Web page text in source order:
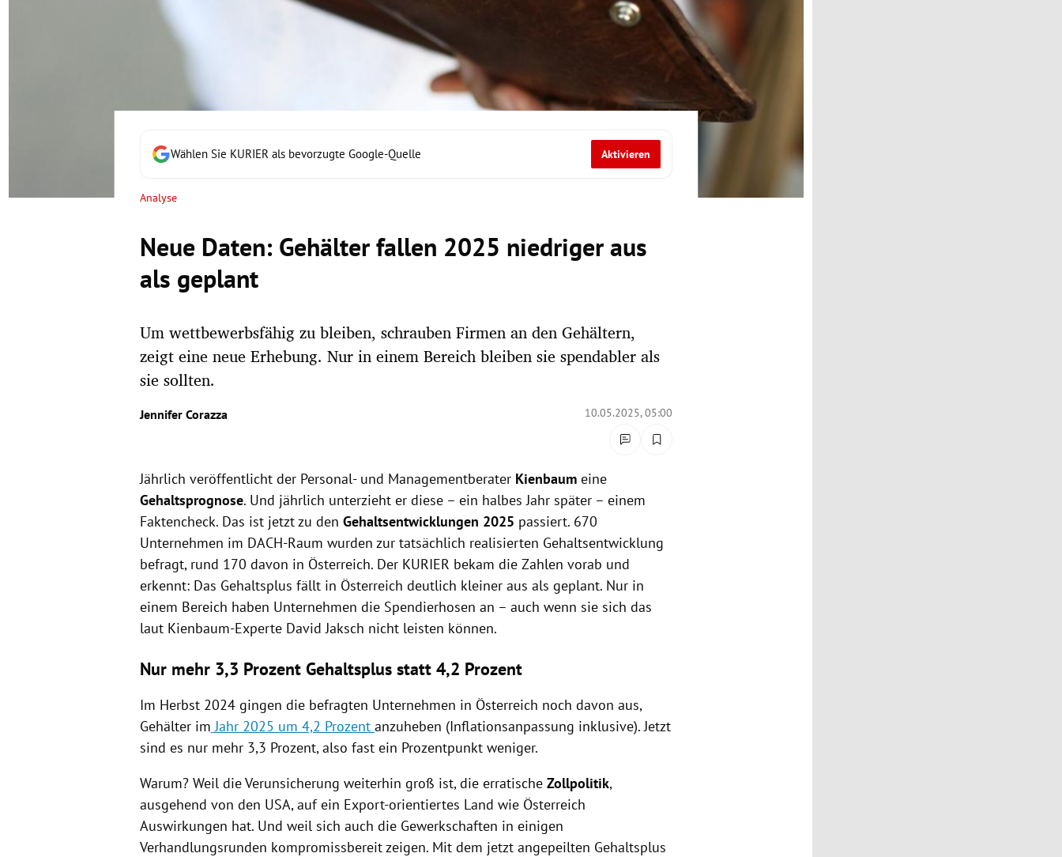
Wählen Sie KURIER als bevorzugte Google-Quelle Aktivieren
Analyse
Neue Daten: Gehälter fallen 2025 niedriger aus
als geplant
Um wettbewerbsfähig zu bleiben, schrauben Firmen an den Gehältern,
zeigt eine neue Erhebung. Nur in einem Bereich bleiben sie spendabler als
sie sollten.
Jennifer Corazza 10.05.2025, 05:00
Jährlich veröffentlicht der Personal- und Managementberater Kienbaumeine
Gehaltsprognose. Und jährlich unterzieht er diese – ein halbes Jahr später – einem
Faktencheck. Das ist jetzt zu den Gehaltsentwicklungen 2025 passiert. 670
Unternehmen im DACH-Raum wurden zur tatsächlich realisierten Gehaltsentwicklung
befragt, rund 170 davon in Österreich. Der KURIER bekam die Zahlen vorab und
erkennt: Das Gehaltsplus fällt in Österreich deutlich kleiner aus als geplant. Nur in
einem Bereich haben Unternehmen die Spendierhosen an – auch wenn sie sich das
laut Kienbaum-Experte David Jaksch nicht leisten können.
Nur mehr 3,3 Prozent Gehaltsplus statt 4,2 Prozent
Im Herbst 2024 gingen die befragten Unternehmen in Österreich noch davon aus,
Gehälter im Jahr 2025 um 4,2 Prozent anzuheben (Inflationsanpassung inklusive). Jetzt
sind es nur mehr 3,3 Prozent, also fast ein Prozentpunkt weniger.
Warum? Weil die Verunsicherung weiterhin groß ist, die erratische Zollpolitik,
ausgehend von den USA, auf ein Export-orientiertes Land wie Österreich
Auswirkungen hat. Und weil sich auch die Gewerkschaften in einigen
Verhandlungsrunden kompromissbereit zeigen. Mit dem jetzt angepeilten Gehaltsplus